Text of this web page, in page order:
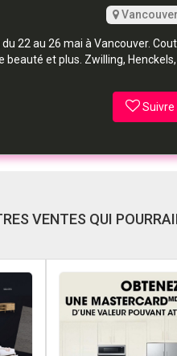
Vancouver
22 au 26 mai à Vancouver.
beauté et plus. Zwilling,
Suivre
VENTES QUI